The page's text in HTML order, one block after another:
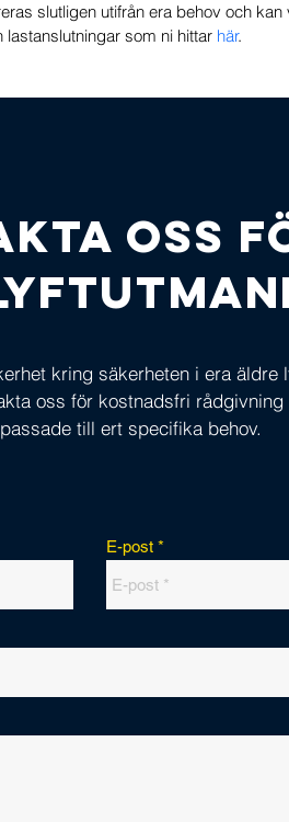
slutligen utifrån era behov och
lastanslutningar som ni hittar här.
oss
kring säkerheten i era äldre
oss för kostnadsfri rådgivning
till ert specifika behov.
E-post